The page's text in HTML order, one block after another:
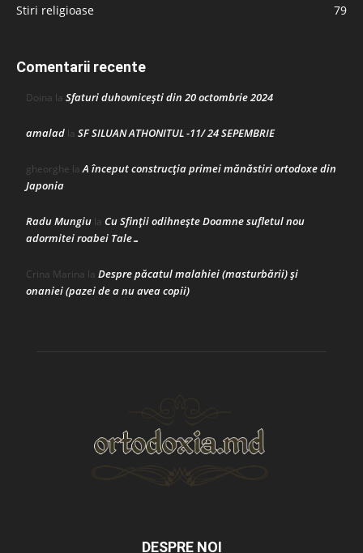
Stiri religioase
79
Comentarii recente
Doina la Sfaturi duhovnicești din 20 octombrie 2024
amalad la SF SILUAN ATHONITUL -11/ 24 SEPEMBRIE
gheorghe laA început construcţia primei mănăstiri ortodoxe din
Japonia
Radu Mungiu la Cu Sfinții odihnește Doamne sufletul nou
adormitei roabei Tale…
Crina Marina la Despre păcatul malahiei (masturbării) şi
onaniei (pazei de a nu avea copii)
DESPRE NOI